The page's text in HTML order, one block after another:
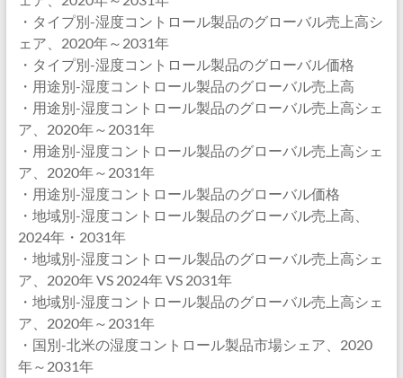
・タイプ別-湿度コントロール製品のグローバル売上高シ
ェア、2020年～2031年
・タイプ別-湿度コントロール製品のグローバル価格
・用途別-湿度コントロール製品のグローバル売上高
・用途別-湿度コントロール製品のグローバル売上高シェ
ア、2020年～2031年
・用途別-湿度コントロール製品のグローバル売上高シェ
ア、2020年～2031年
・用途別-湿度コントロール製品のグローバル価格
・地域別-湿度コントロール製品のグローバル売上高、
2024年・2031年
・地域別-湿度コントロール製品のグローバル売上高シェ
ア、2020年 VS 2024年 VS 2031年
・地域別-湿度コントロール製品のグローバル売上高シェ
ア、2020年～2031年
・国別-北米の湿度コントロール製品市場シェア、2020
年～2031年